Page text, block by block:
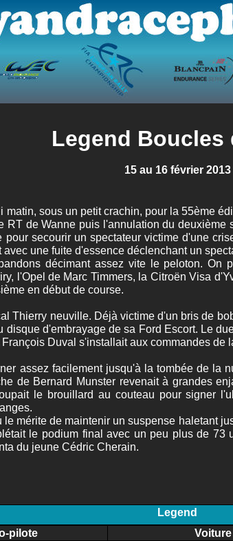
Legend Boucles
15 au 16 février 2013
matin, sous un petit crachin, pour la 55ème
RT de Wanne puis l'annulation du
secourir un spectateur victime d'une
une fuite d'essence déclenchant un
décimant assez vite le peloton. On
l'Opel de Marc Timmers, la Citroën Visa
en début de course.
Thierry neuville. Déjà victime d'un bris de
disque d'embrayage de sa Ford Escort. Le
Duval s'installait aux commandes de
assez facilement jusqu'à la tombée de la
de Bernard Munster revenait à grandes
le brouillard au couteau pour signer
mérite de maintenir un suspense haletant
le podium final avec un peu plus de
du jeune Cédric Cherain.
Legend
pilote Voiture